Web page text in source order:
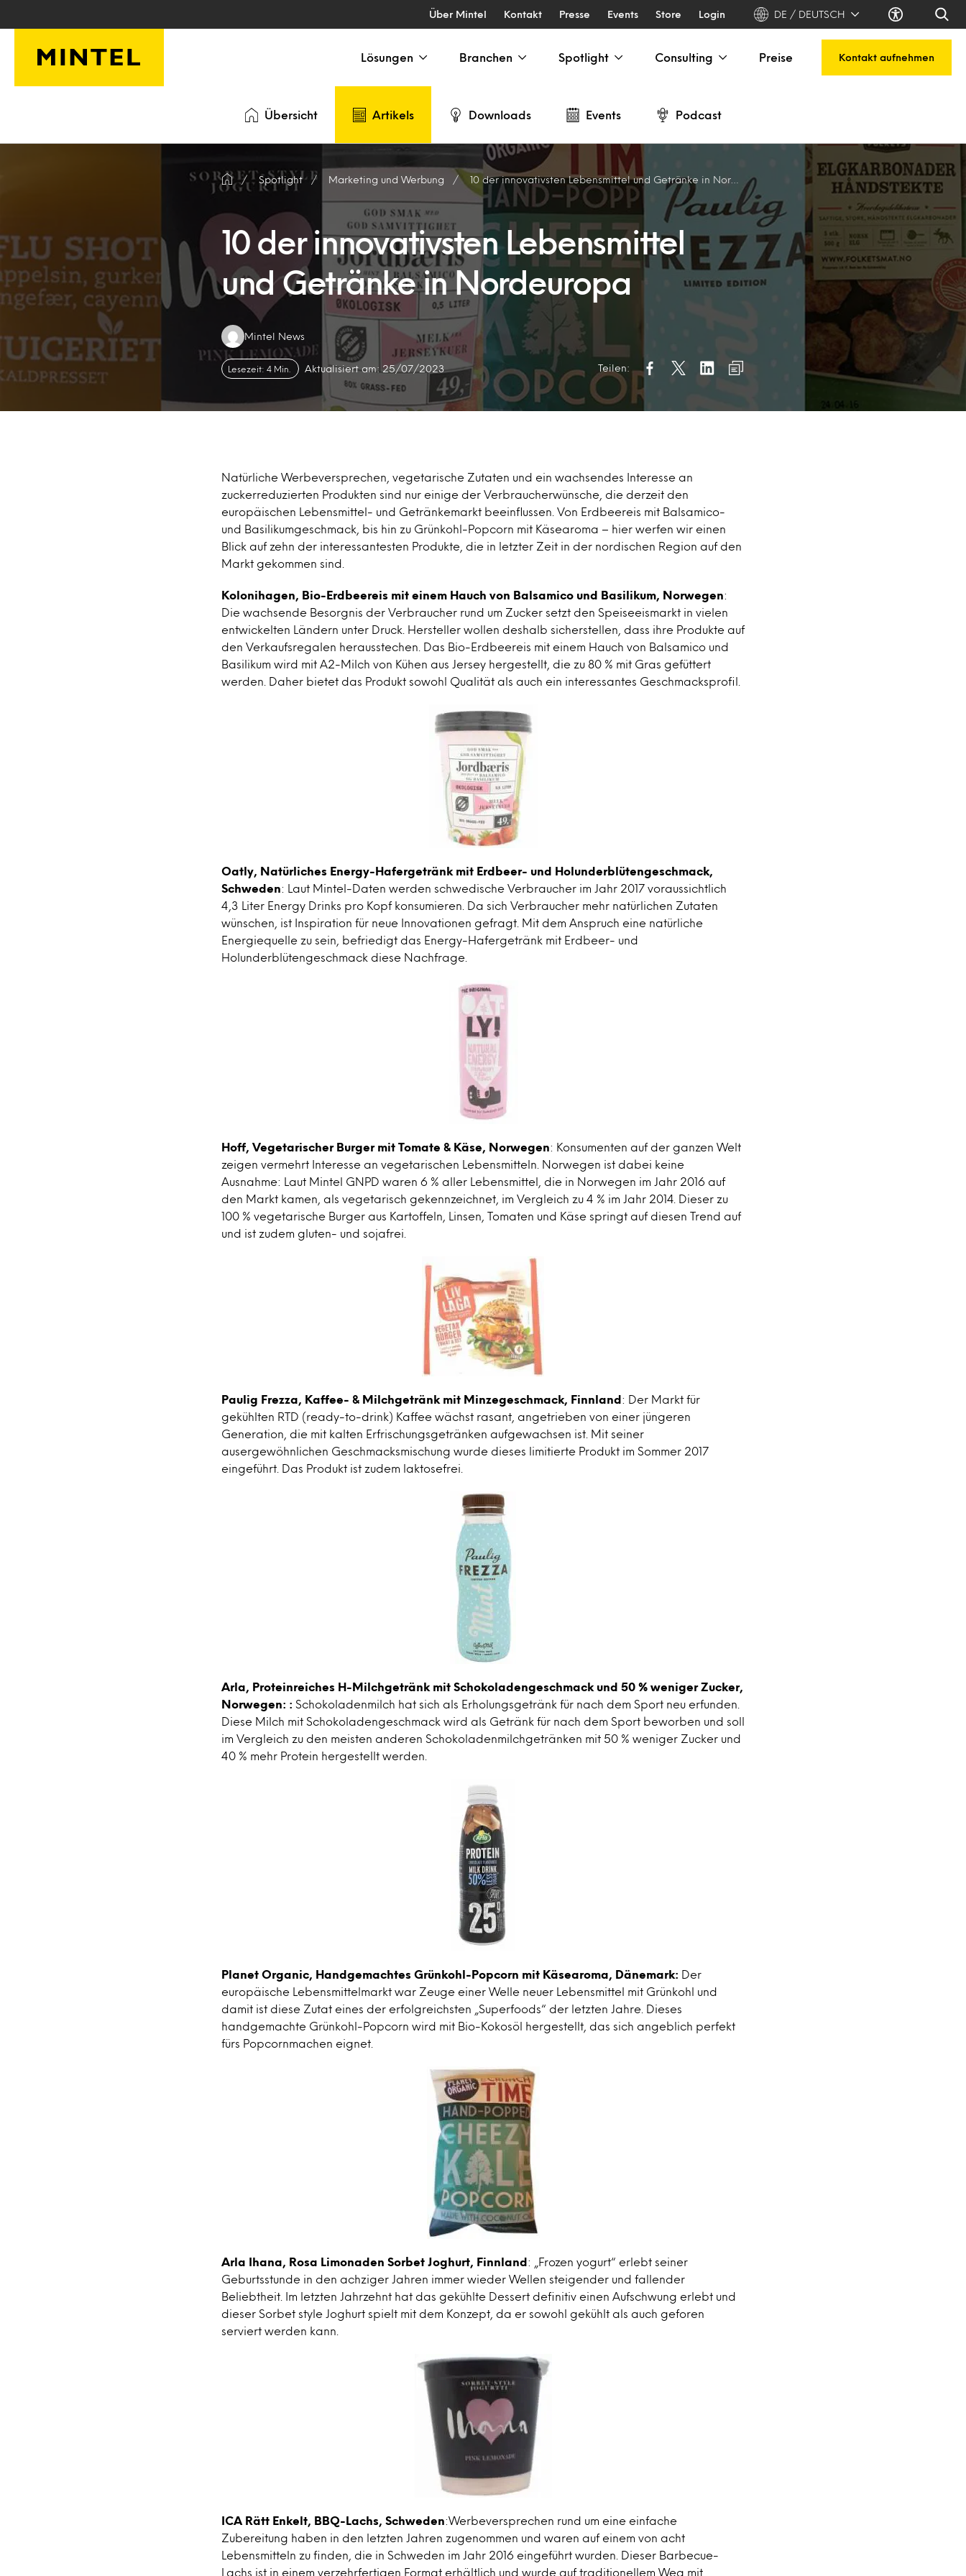
Über Mintel Kontakt Presse Events Store Login DE / DEUTSCH
Lösungen Branchen Spotlight Consulting Preise Kontakt aufnehmen
Übersicht Artikels Downloads Events Podcast
Spotlight Marketing und Werbung 10 der innovativsten Lebensmittel und Getränke in Nordeuropa
10 der innovativsten Lebensmittel
und Getränke in Nordeuropa
Authors:
Mintel News
Lesezeit: 4 Min. Aktualisiert am: 25/07/2023 Teilen:
Natürliche Werbeversprechen, vegetarische Zutaten und ein wachsendes Interesse an
zuckerreduzierten Produkten sind nur einige der Verbraucherwünsche, die derzeit den
europäischen Lebensmittel- und Getränkemarkt beeinflussen. Von Erdbeereis mit Balsamico-
und Basilikumgeschmack, bis hin zu Grünkohl-Popcorn mit Käsearoma – hier werfen wir einen
Blick auf zehn der interessantesten Produkte, die in letzter Zeit in der nordischen Region auf den
Markt gekommen sind.
Kolonihagen, Bio-Erdbeereis mit einem Hauch von Balsamico und Basilikum, Norwegen:
Die wachsende Besorgnis der Verbraucher rund um Zucker setzt den Speiseeismarkt in vielen
entwickelten Ländern unter Druck. Hersteller wollen deshalb sicherstellen, dass ihre Produkte auf
den Verkaufsregalen herausstechen. Das Bio-Erdbeereis mit einem Hauch von Balsamico und
Basilikum wird mit A2-Milch von Kühen aus Jersey hergestellt, die zu 80 % mit Gras gefüttert
werden. Daher bietet das Produkt sowohl Qualität als auch ein interessantes Geschmacksprofil.
Oatly, Natürliches Energy-Hafergetränk mit Erdbeer- und Holunderblütengeschmack,
Schweden: Laut Mintel-Daten werden schwedische Verbraucher im Jahr 2017 voraussichtlich
4,3 Liter Energy Drinks pro Kopf konsumieren. Da sich Verbraucher mehr natürlichen Zutaten
wünschen, ist Inspiration für neue Innovationen gefragt. Mit dem Anspruch eine natürliche
Energiequelle zu sein, befriedigt das Energy-Hafergetränk mit Erdbeer- und
Holunderblütengeschmack diese Nachfrage.
Hoff, Vegetarischer Burger mit Tomate & Käse, Norwegen: Konsumenten auf der ganzen Welt
zeigen vermehrt Interesse an vegetarischen Lebensmitteln. Norwegen ist dabei keine
Ausnahme: Laut Mintel GNPD waren 6 % aller Lebensmittel, die in Norwegen im Jahr 2016 auf
den Markt kamen, als vegetarisch gekennzeichnet, im Vergleich zu 4 % im Jahr 2014. Dieser zu
100 % vegetarische Burger aus Kartoffeln, Linsen, Tomaten und Käse springt auf diesen Trend auf
und ist zudem gluten- und sojafrei.
Paulig Frezza, Kaffee- & Milchgetränk mit Minzegeschmack, Finnland : Der Markt für
gekühlten RTD (ready-to-drink) Kaffee wächst rasant, angetrieben von einer jüngeren
Generation, die mit kalten Erfrischungsgetränken aufgewachsen ist. Mit seiner
ausergewöhnlichen Geschmacksmischung wurde dieses limitierte Produkt im Sommer 2017
eingeführt. Das Produkt ist zudem laktosefrei.
Arla, Proteinreiches H-Milchgetränk mit Schokoladengeschmack und 50 % weniger Zucker,
Norwegen: : Schokoladenmilch hat sich als Erholungsgetränk für nach dem Sport neu erfunden.
Diese Milch mit Schokoladengeschmack wird als Getränk für nach dem Sport beworben und soll
im Vergleich zu den meisten anderen Schokoladenmilchgetränken mit 50 % weniger Zucker und
40 % mehr Protein hergestellt werden.
Planet Organic, Handgemachtes Grünkohl-Popcorn mit Käsearoma, Dänemark: Der
europäische Lebensmittelmarkt war Zeuge einer Welle neuer Lebensmittel mit Grünkohl und
damit ist diese Zutat eines der erfolgreichsten „Superfoods“ der letzten Jahre. Dieses
handgemachte Grünkohl-Popcorn wird mit Bio-Kokosöl hergestellt, das sich angeblich perfekt
fürs Popcornmachen eignet.
Arla Ihana, Rosa Limonaden Sorbet Joghurt, Finnland : „Frozen yogurt“ erlebt seiner
Geburtsstunde in den achziger Jahren immer wieder Wellen steigender und fallender
Beliebtheit. Im letzten Jahrzehnt hat das gekühlte Dessert definitiv einen Aufschwung erlebt und
dieser Sorbet style Joghurt spielt mit dem Konzept, da er sowohl gekühlt als auch geforen
serviert werden kann.
ICA Rätt Enkelt, BBQ-Lachs, Schweden:Werbeversprechen rund um eine einfache
Zubereitung haben in den letzten Jahren zugenommen und waren auf einem von acht
Lebensmitteln zu finden, die in Schweden im Jahr 2016 eingeführt wurden. Dieser Barbecue-
Lachs ist in einem verzehrfertigen Format erhältlich und wurde auf traditionellem Weg mit